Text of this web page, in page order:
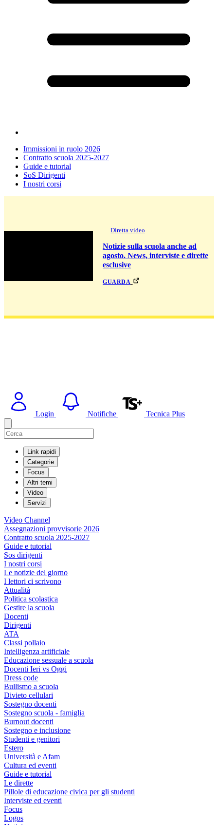
Immissioni in ruolo 2026
Contratto scuola 2025-2027
Guide e tutorial
SoS Dirigenti
I nostri corsi
Diretta video
Notizie sulla scuola anche ad
agosto. News, interviste e dirette
esclusive
guarda
Login Notifiche Tecnica Plus
Link rapidi
Categorie
Focus
Altri temi
Video
Servizi
Video Channel
Assegnazioni provvisorie 2026
Contratto scuola 2025-2027
Guide e tutorial
Sos dirigenti
I nostri corsi
Le notizie del giorno
I lettori ci scrivono
Attualità
Politica scolastica
Gestire la scuola
Docenti
Dirigenti
ATA
Classi pollaio
Intelligenza artificiale
Educazione sessuale a scuola
Docenti Ieri vs Oggi
Dress code
Bullismo a scuola
Divieto cellulari
Sostegno docenti
Sostegno scuola - famiglia
Burnout docenti
Sostegno e inclusione
Studenti e genitori
Estero
Università e Afam
Cultura ed eventi
Guide e tutorial
Le dirette
Pillole di educazione civica per gli studenti
Interviste ed eventi
Focus
Logos